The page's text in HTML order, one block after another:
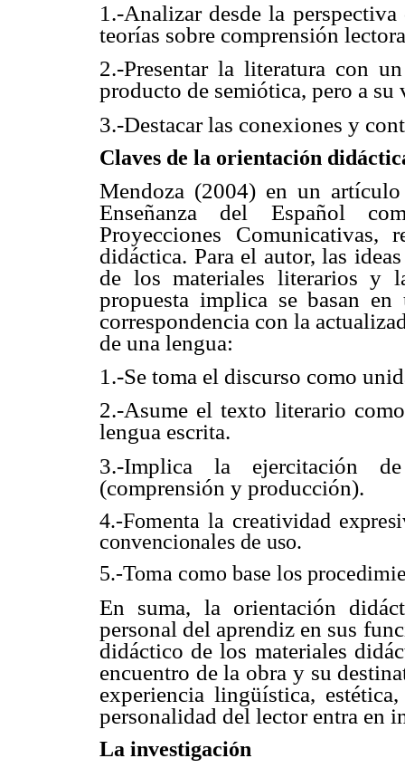
1.-Analizar desde la
teorías sobre comprensión
2.-Presentar la literatura con
producto de semiótica, pero a
3.-Destacar las conexiones y
Claves de la orientación
Mendoza (2004) en un
Enseñanza del Español
Proyecciones
didáctica. Para el autor, las
de los materiales literarios y
propuesta implica se basan
correspondencia con la
de una lengua:
1.-Se toma el discurso como
2.-Asume el texto literario
lengua escrita.
3.-Implica la ejercitación
(comprensión y producción).
4.-Fomenta la creatividad
convencionales de uso.
5.-Toma como base los
En suma, la orientación
personal del aprendiz en sus
didáctico de los materiales
encuentro de la obra y su
experiencia lingüística,
personalidad del lector entra en
La investigación